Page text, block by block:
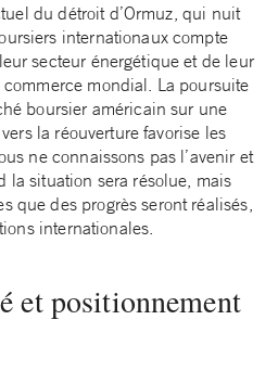
du détroit d’Ormuz, qui nuit
internationaux compte
secteur énergétique et de leur
mondial. La poursuite
boursier américain sur une
la réouverture favorise les
ne connaissons pas l’avenir et
la situation sera résolue, mais
que des progrès seront réalisés,
internationales.
et positionnement